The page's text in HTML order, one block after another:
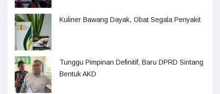
Kuliner Bawang Dayak, Obat Segala Penyakit
Tunggu Pimpinan Definitif, Baru DPRD Sintang
Bentuk AKD